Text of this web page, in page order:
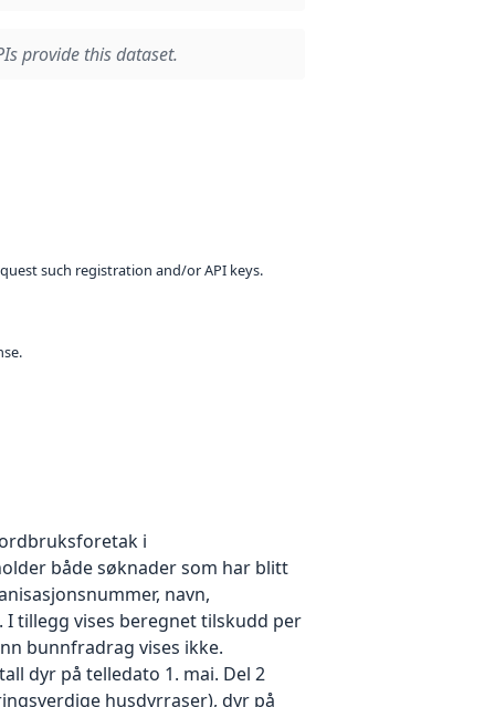
provide this dataset.
such registration and/or API keys.
i
både søknader som har blitt
navn,
tillegg vises beregnet tilskudd per
bunnfradrag vises ikke.
dyr på telledato 1. mai. Del 2
husdyrraser), dyr på